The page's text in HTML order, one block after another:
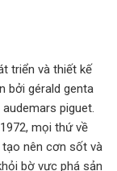
triển và thiết kế
bởi gérald genta
piguet.
mọi thứ về
nên cơn sốt và
bờ vực phá sản